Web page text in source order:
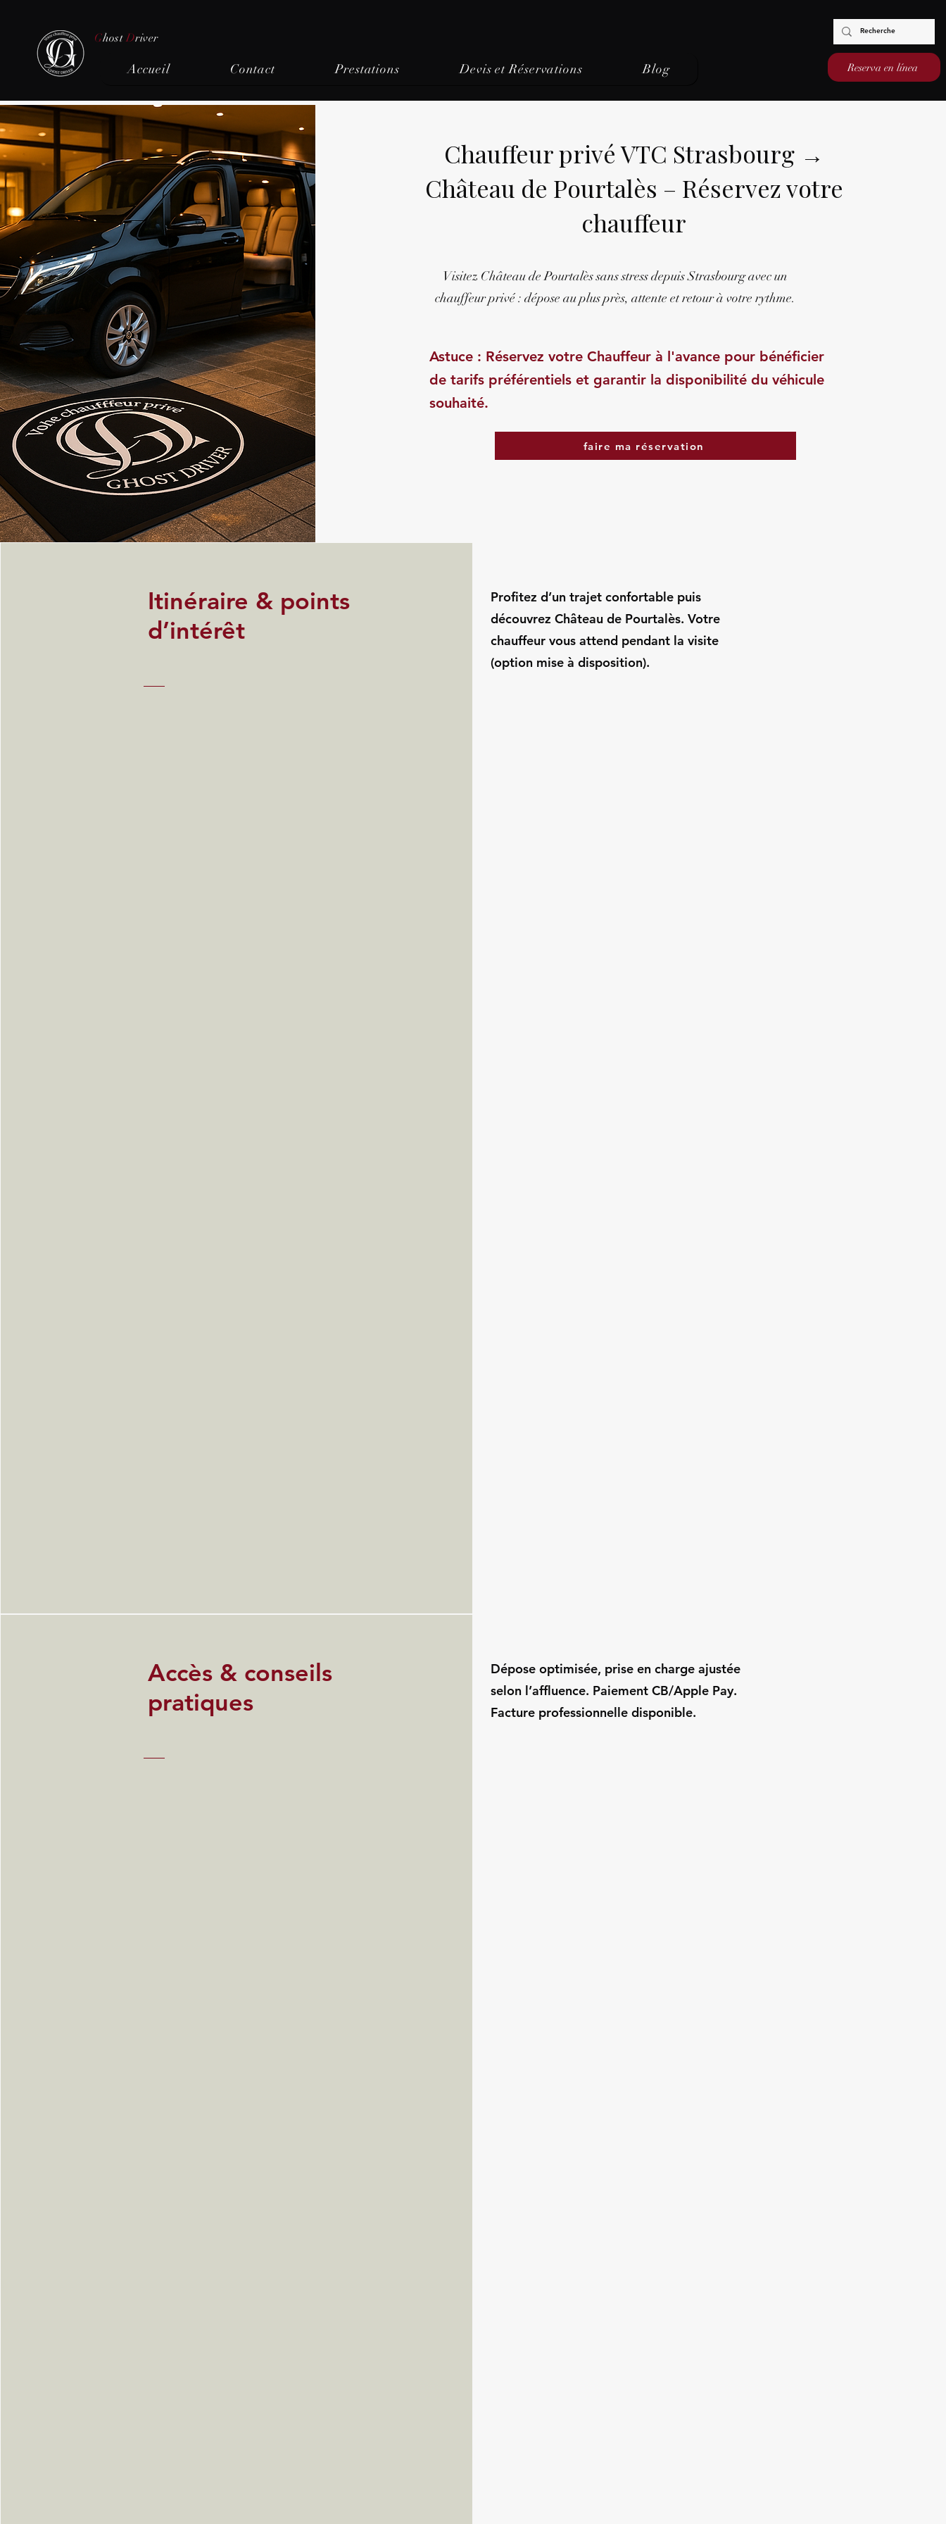
Ghost Driver
Accueil Contact Prestations Devis et Réservations Blog Reserva en línea
Chauffeur privé VTC Strasbourg →
Château de Pourtalès – Réservez votre
chauffeur
Visitez Château de Pourtalès sans stress depuis Strasbourg avec un
chauffeur privé : dépose au plus près, attente et retour à votre rythme.
Astuce : Réservez votre Chauffeur à l'avance pour bénéficier
de tarifs préférentiels et garantir la disponibilité du véhicule
souhaité.
faire ma réservation
Itinéraire & points
d’intérêt
Profitez d’un trajet confortable puis
découvrez Château de Pourtalès. Votre
chauffeur vous attend pendant la visite
(option mise à disposition).
Accès & conseils
pratiques
Dépose optimisée, prise en charge ajustée
selon l’affluence. Paiement CB/Apple Pay.
Facture professionnelle disponible.